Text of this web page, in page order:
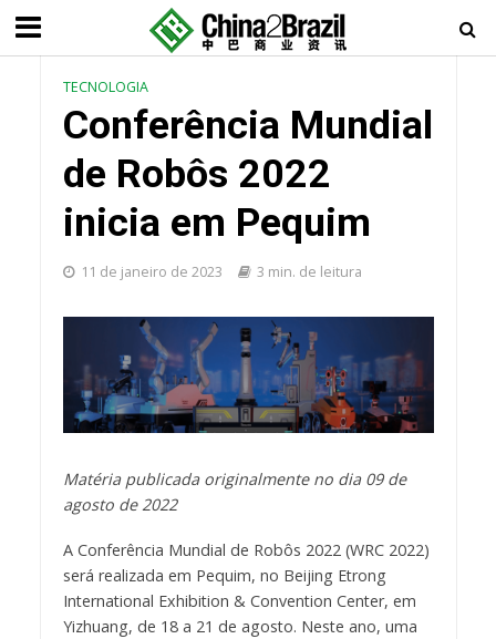
TECNOLOGIA
Conferência Mundial
de Robôs 2022
inicia em Pequim
11 de janeiro de 2023 3 min. de leitura
Matéria publicada originalmente no dia 09 de
agosto de 2022
A Conferência Mundial de Robôs 2022 (WRC 2022)
será realizada em Pequim, no Beijing Etrong
International Exhibition & Convention Center, em
Yizhuang, de 18 a 21 de agosto. Neste ano, uma